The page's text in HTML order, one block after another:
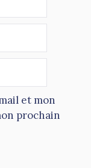
et mon
prochain